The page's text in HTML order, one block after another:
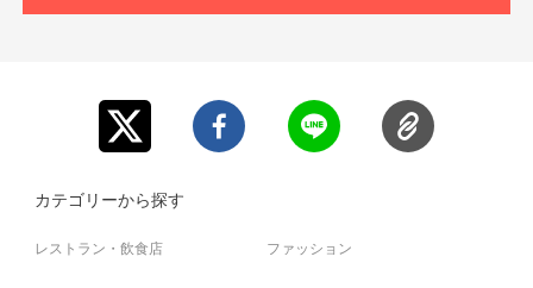
近年、多様な生活環境の変化により全国的に若者のアルコール離れが進んで
本酒人気は年々増加しています。
それはつまり世界に誇る岩手の伝統文化とも言えます。
カテゴリーから探す
レストラン・飲食店 ファッション